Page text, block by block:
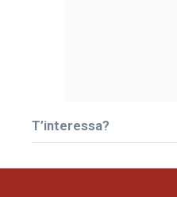
T’interessa?